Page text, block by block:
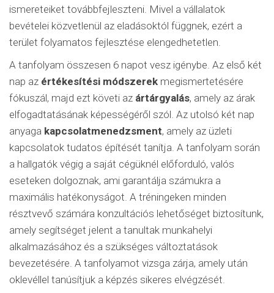
ismereteiket továbbfejleszteni. Mivel a vállalatok
bevételei közvetlenül az eladásoktól függnek, ezért a
terület folyamatos fejlesztése elengedhetetlen.
A tanfolyam összesen 6 napot vesz igénybe. Az első két
nap az értékesítési módszerek megismertetésére
fókuszál, majd ezt követi az ártárgyalás, amely az árak
elfogadtatásának képességéről szól. Az utolsó két nap
anyaga kapcsolatmenedzsment, amely az üzleti
kapcsolatok tudatos építését tanítja. A tanfolyam során
a hallgatók végig a saját cégüknél előforduló, valós
eseteken dolgoznak, ami garantálja számukra a
maximális hatékonyságot. A tréningeken minden
résztvevő számára konzultációs lehetőséget biztosítunk,
amely segítséget jelent a tanultak munkahelyi
alkalmazásához és a szükséges változtatások
bevezetésére. A tanfolyamot vizsga zárja, amely után
oklevéllel tanúsítjuk a képzés sikeres elvégzését.